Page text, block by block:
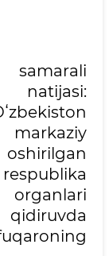
organlari